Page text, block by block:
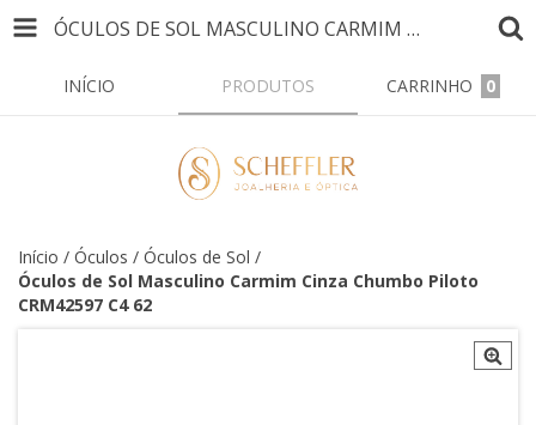
ÓCULOS DE SOL MASCULINO CARMIM CINZA CHUMBO PILOTO CRM42597 C4 62
INÍCIO PRODUTOS CARRINHO 0
Início / Óculos / Óculos de Sol /
Óculos de Sol Masculino Carmim Cinza Chumbo Piloto
CRM42597 C4 62